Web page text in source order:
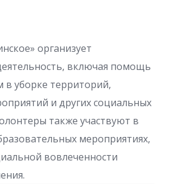
организует
включая помощь
уборке территорий,
и других социальных
также участвуют в
мероприятиях,
вовлеченности